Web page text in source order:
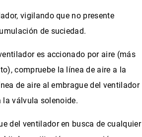
vigilando que no presente
de suciedad.
es accionado por aire (más
compruebe la línea de aire a la
de aire al embrague del ventilador
válvula solenoide.
del ventilador en busca de cualquier